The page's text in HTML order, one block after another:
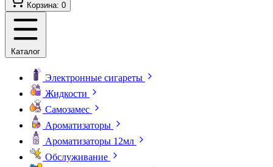
Корзина: 0
Каталог
Электронные сигареты
Жидкости
Самозамес
Ароматизаторы
Ароматизаторы 12мл
Обслуживание